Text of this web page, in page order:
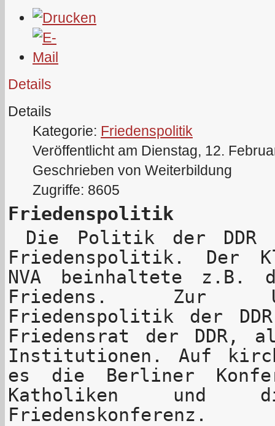
Details
Details
Kategorie: Friedenspolitik
Veröffentlicht am Dienstag, 12.
Geschrieben von Weiterbildung
Zugriffe: 8605
Friedenspolitik
Die Politik der DDR
Friedenspolitik. Der
NVA beinhaltete z.B.
Friedens. Zur
Friedenspolitik der
Friedensrat der DDR,
Institutionen. Auf
es die Berliner
Katholiken und
Friedenskonferenz.